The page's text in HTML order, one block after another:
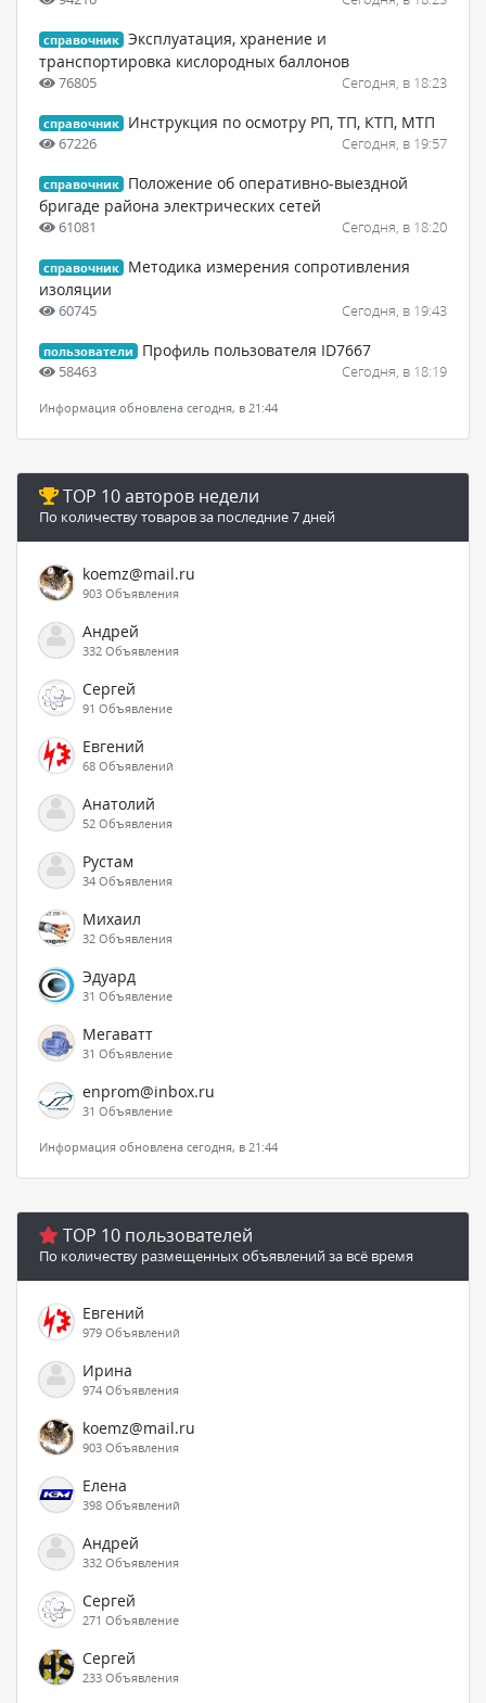
справочник Эксплуатация, хранение и
транспортировка кислородных баллонов
76805 Сегодня, в 18:23
справочник Инструкция по осмотру РП, ТП, КТП, МТП
67226 Сегодня, в 19:57
справочник
Положение об оперативно-выездной
бригаде района электрических сетей
61081 Сегодня, в 18:20
справочник
Методика измерения сопротивления
изоляции
60745 Сегодня, в 19:43
пользователи Профиль пользователя ID7667
58463 Сегодня, в 18:19
Информация обновлена сегодня, в 21:44
TOP 10 авторов недели
По количеству товаров за последние 7 дней
koemz@mail.ru
903 Объявления
Андрей
332 Объявления
Сергей
91 Объявление
Евгений
68 Объявлений
Анатолий
52 Объявления
Рустам
34 Объявления
Михаил
32 Объявления
Эдуард
31 Объявление
Мегаватт
31 Объявление
enprom@inbox.ru
31 Объявление
Информация обновлена сегодня, в 21:44
TOP 10 пользователей
По количеству размещенных объявлений за всё время
Евгений
979 Объявлений
Ирина
974 Объявления
koemz@mail.ru
903 Объявления
Елена
398 Объявлений
Андрей
332 Объявления
Сергей
271 Объявление
Сергей
233 Объявления